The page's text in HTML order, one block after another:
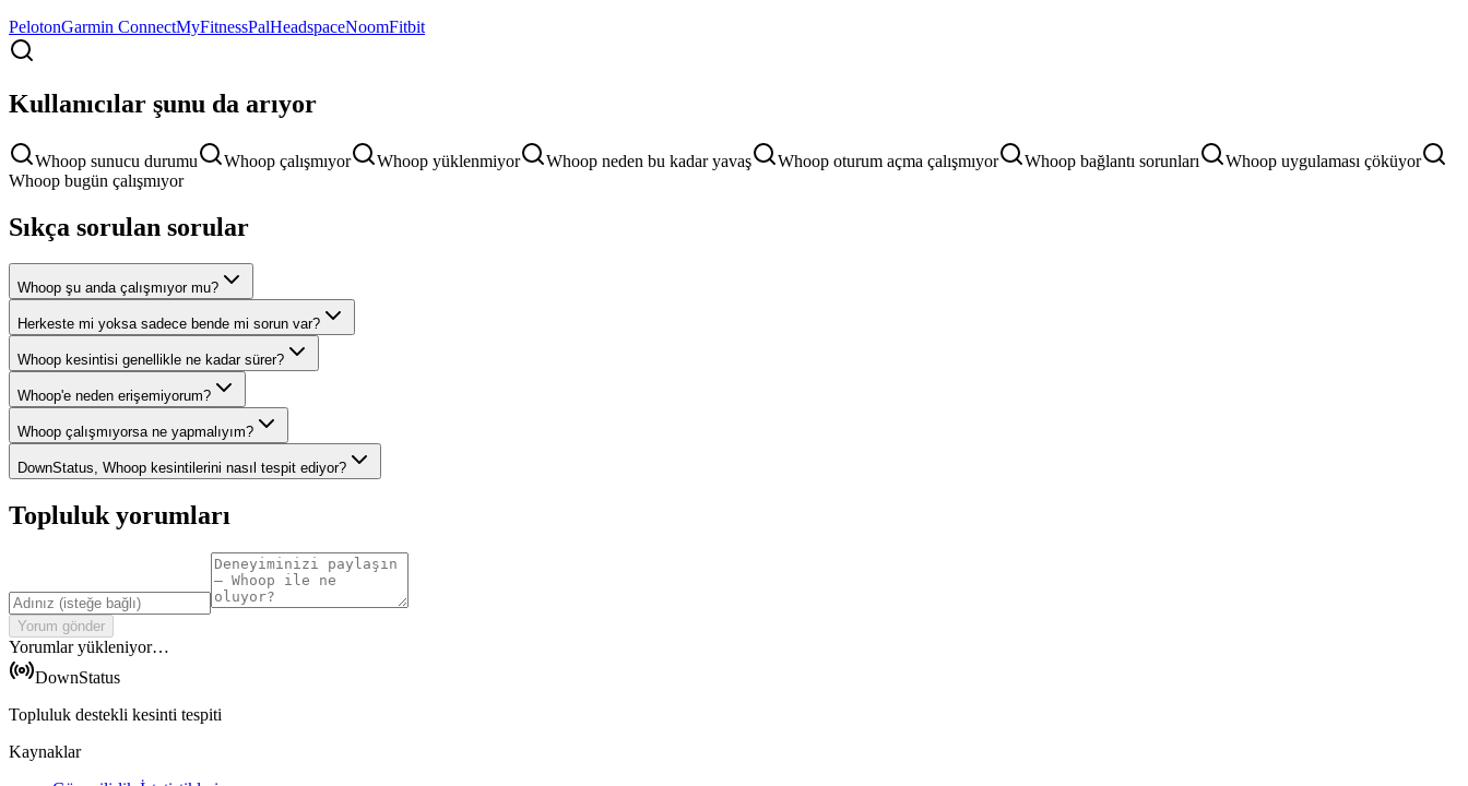
PelotonGarmin ConnectMyFitnessPalHeadspaceNoomFitbit
Kullanıcılar şunu da arıyor
Whoop sunucu durumu Whoop çalışmıyor Whoop yüklenmiyor Whoop neden bu kadar yavaş Whoop oturum açma çalışmıyor Whoop bağlantı sorunları
Whoop uygulaması çöküyor
Whoop bugün çalışmıyor
Sıkça sorulan sorular
Whoop şu anda çalışmıyor mu?
Herkeste mi yoksa sadece bende mi sorun var?
Whoop kesintisi genellikle ne kadar sürer?
Whoop'e neden erişemiyorum?
Whoop çalışmıyorsa ne yapmalıyım?
DownStatus, Whoop kesintilerini nasıl tespit ediyor?
Topluluk yorumları
Yorum gönder
Yorumlar yükleniyor…
DownStatus
Topluluk destekli kesinti tespiti
Kaynaklar